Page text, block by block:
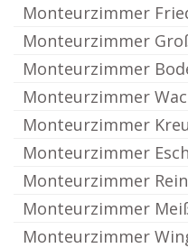
Monteurzimmer
Monteurzimmer
Monteurzimmer
Monteurzimmer
Monteurzimmer
Monteurzimmer
Monteurzimmer
Monteurzimmer
Monteurzimmer